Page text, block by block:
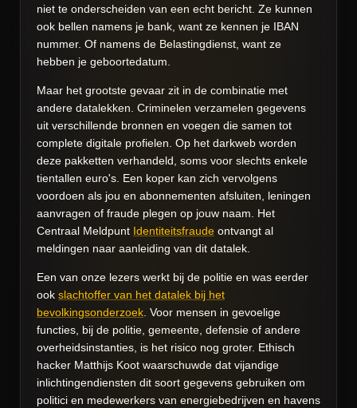
niet te onderscheiden van een echt bericht. Ze kunnen
ook bellen namens je bank, want ze kennen je IBAN
nummer. Of namens de Belastingdienst, want ze
hebben je geboortedatum.
Maar het grootste gevaar zit in de combinatie met
andere datalekken. Criminelen verzamelen gegevens
uit verschillende bronnen en voegen die samen tot
complete digitale profielen. Op het darkweb worden
deze pakketten verhandeld, soms voor slechts enkele
tientallen euro's. Een koper kan zich vervolgens
voordoen als jou en abonnementen afsluiten, leningen
aanvragen of fraude plegen op jouw naam. Het
Centraal Meldpunt Identiteitsfraude ontvangt al
meldingen naar aanleiding van dit datalek.
Een van onze lezers werkt bij de politie en was eerder
ook slachtoffer van het datalek bij het
bevolkingsonderzoek . Voor mensen in gevoelige
functies, bij de politie, gemeente, defensie of andere
overheidsinstanties, is het risico nog groter. Ethisch
hacker Matthijs Koot waarschuwde dat vijandige
inlichtingendiensten dit soort gegevens gebruiken om
politici en medewerkers van energiebedrijven en havens